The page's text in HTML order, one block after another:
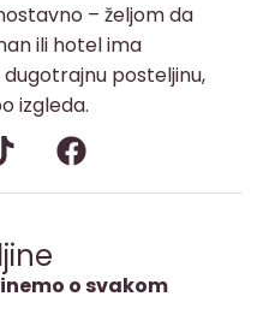
– željom da
ili hotel ima
posteljinu,
izgleda.
o svakom